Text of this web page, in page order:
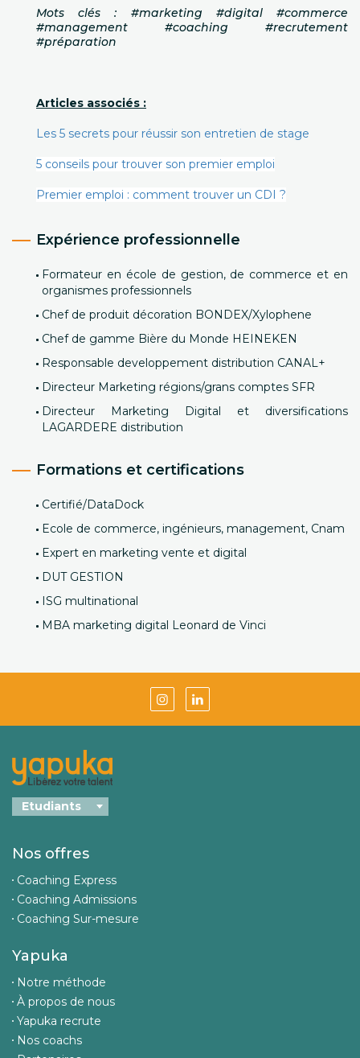
Mots clés : #marketing #digital #commerce
#management #coaching #recrutement
#préparation
Articles associés :
Les 5 secrets pour réussir son entretien de stage
5 conseils pour trouver son premier emploi
Premier emploi : comment trouver un CDI ?
Expérience professionnelle
Formateur en école de gestion, de commerce et en
organismes professionnels
Chef de produit décoration BONDEX/Xylophene
Chef de gamme Bière du Monde HEINEKEN
Responsable developpement distribution CANAL+
Directeur Marketing régions/grans comptes SFR
Directeur Marketing Digital et diversifications
LAGARDERE distribution
Formations et certifications
Certifié/DataDock
Ecole de commerce, ingénieurs, management, Cnam
Expert en marketing vente et digital
DUT GESTION
ISG multinational
MBA marketing digital Leonard de Vinci
Nos offres
Coaching Express
Coaching Admissions
Coaching Sur-mesure
Yapuka
Notre méthode
À propos de nous
Yapuka recrute
Nos coachs